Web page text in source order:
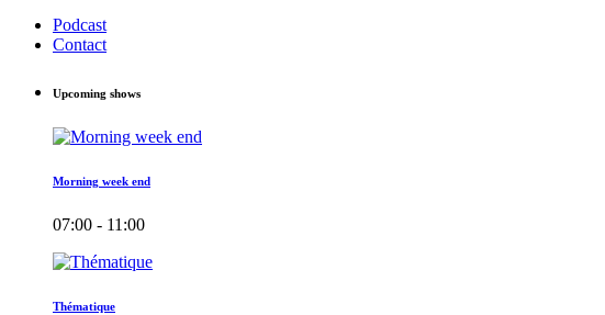
Podcast
Contact
Upcoming shows
Morning week end
07:00 - 11:00
Thématique